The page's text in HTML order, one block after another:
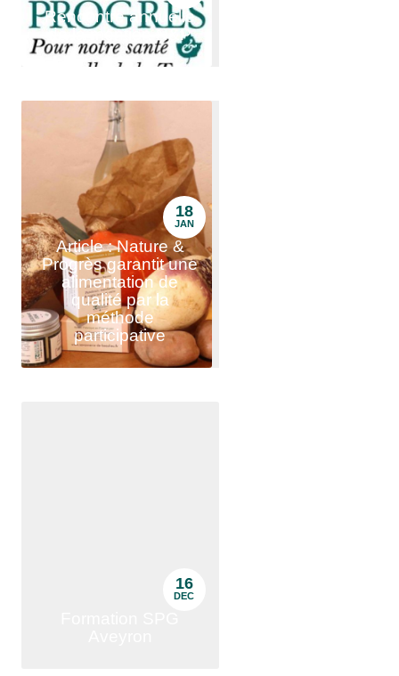
Rencontre annuelle
de la mention N&P
18
JAN
Article : Nature &
Progrès garantit une
alimentation de
qualité par la
méthode
participative
16
DEC